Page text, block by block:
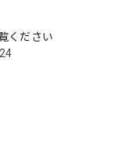
ください